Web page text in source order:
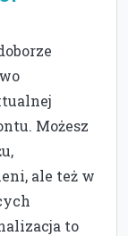
Możesz
ale też w
to